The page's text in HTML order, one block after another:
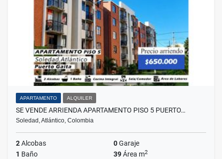
APARTAMENTO ALQUILER
SE VENDE ARRIENDA APARTAMENTO PISO 5 PUERTO…
Soledad, Atlántico, Colombia
2Alcobas 0Garaje
1 Baño 39Área m2